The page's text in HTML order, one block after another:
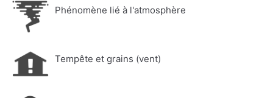
Phénomène lié à l'atmosphère
Tempête et grains (vent)